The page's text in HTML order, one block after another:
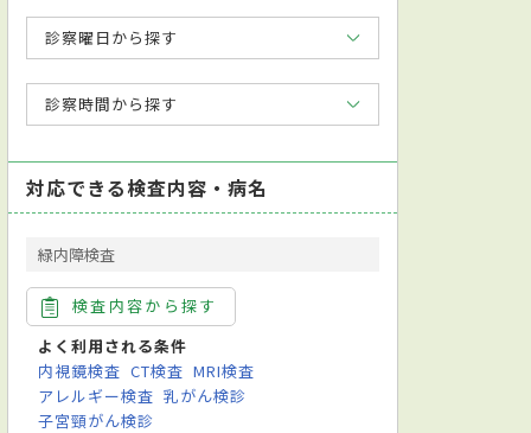
診察曜日から探す
診察時間から探す
対応できる検査内容・病名
緑内障検査
検査内容から探す
よく利用される条件
内視鏡検査 CT検査 MRI検査
アレルギー検査 乳がん検診
子宮頸がん検診